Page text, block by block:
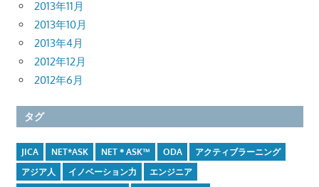
2013年11月
2013年10月
2013年4月
2012年12月
2012年6月
タグ
JICA NET*ASK NET＊ASK™ ODA
アクティブラーニング
アジア人
イノベーション力
エンジニア